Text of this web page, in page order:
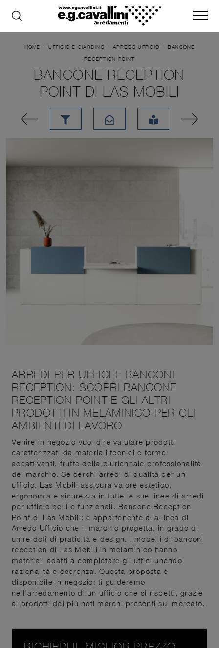
HOME -UFFICIO E GIARDINO - ARREDO UFFICIO - BANCONE
RECEPTION POINT
BANCONE RECEPTION
POINT DI LAS MOBILI
ARREDI PER UFFICI E BANCONI
RECEPTION: SCOPRI BANCONE
RECEPTION POINT E GLI ALTRI
PRODOTTI IN MELAMINICO PER GLI
AMBIENTI DI LAVORO
Venire in negozio vuol dire valutare prodotti
caratterizzati da materiali tecnici e forme
accattivanti, frutto della pluriennale professionalità
del marchio. Se cerchi arredi di qualità per un
ufficio, Las Mobili assicura valore estetico,
ergonomia e sicurezza in tutte le sue linee di arredi
per ufficio belli e funzionali. Bancone Reception
Point di Las Mobili: è appartenente alla linea di
Arredo Ufficio che il marchio progetta, in grado di
unire doti di praticità e design. I modelli di banconi
reception di Las Mobili in melaminico hanno
materiali adatti a completare gli uffici unendo
razionalità e coerenza. Questa proposta è
disponibile in negozio: ti guideremo
nell'arredamento di un ufficio che si rispetti, grazie
ai prodotti dei più noti marchi presenti sul mercato.